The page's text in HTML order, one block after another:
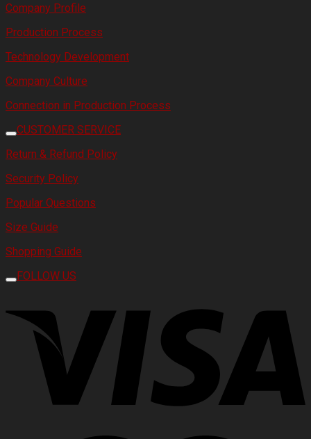
Company Profile
Production Process
Technology Development
Company Culture
Connection in Production Process
CUSTOMER SERVICE
Return & Refund Policy
Security Policy
Popular Questions
Size Guide
Shopping Guide
FOLLOW US